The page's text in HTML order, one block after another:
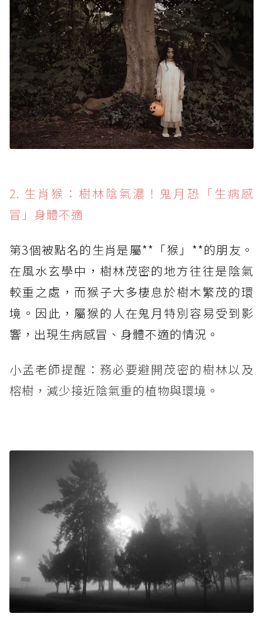
2. 生肖猴：樹林陰氣濃！鬼月恐「生病感
冒」身體不適
第3個被點名的生肖是屬**「猴」**的朋友。
在風水玄學中，樹林茂密的地方往往是陰氣
較重之處，而猴子大多棲息於樹木繁茂的環
境。因此，屬猴的人在鬼月特別容易受到影
響，出現生病感冒、身體不適的情況。
小孟老師提醒：務必要避開茂密的樹林以及
榕樹，減少接近陰氣重的植物與環境。